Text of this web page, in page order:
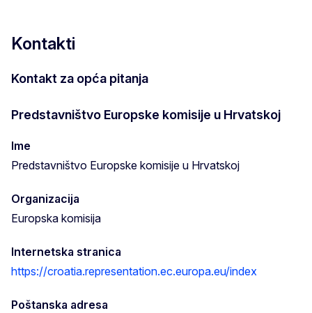
Kontakti
Kontakt za opća pitanja
Predstavništvo Europske komisije u Hrvatskoj
Ime
Predstavništvo Europske komisije u Hrvatskoj
Organizacija
Europska komisija
Internetska stranica
https://croatia.representation.ec.europa.eu/index
Poštanska adresa